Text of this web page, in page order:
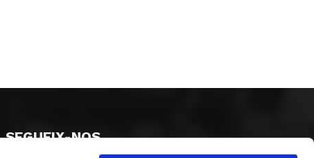
SEGUEIX-NOS